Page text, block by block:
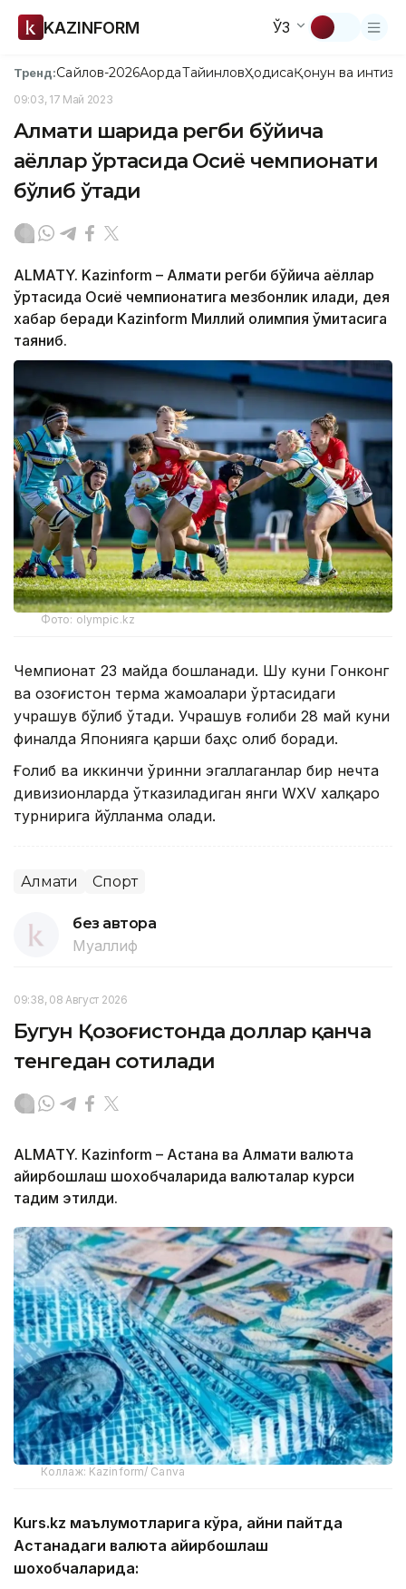
KAZINFORM ЎЗ
Тренд:Сайлов-2026АқордаТайинловҲодисаҚонун ва
09:03, 17 Май 2023
Алмати шаҳрида регби бўйича
аёллар ўртасида Осиё чемпионати
бўлиб ўтади
ALMATY. Kazinform – Алмати регби бўйича аёллар
ўртасида Осиё чемпионатига мезбонлик қилади, дея
хабар беради Kazinform Миллий олимпия қўмитасига
таяниб.
Фото: olympic.kz
Чемпионат 23 майда бошланади. Шу куни Гонконг
ва Қозоғистон терма жамоалари ўртасидаги
учрашув бўлиб ўтади. Учрашув ғолиби 28 май куни
финалда Японияга қарши баҳс олиб боради.
Ғолиб ва ​​иккинчи ўринни эгаллаганлар бир нечта
дивизионларда ўтказиладиган янги WXV халқаро
турнирига йўлланма олади.
Алмати Спорт
без автора
Муаллиф
09:38, 08 Август 2026
Бугун Қозоғистонда доллар қанча
тенгедан сотилади
ALMATY. Кazinform – Астана ва Алмати валюта
айирбошлаш шохобчаларида валюталар курси
тақдим этилди.
Коллаж: Kazinform/ Canva
Kurs.kz маълумотларига кўра, айни пайтда
Астанадаги валюта айирбошлаш
шохобчаларида: